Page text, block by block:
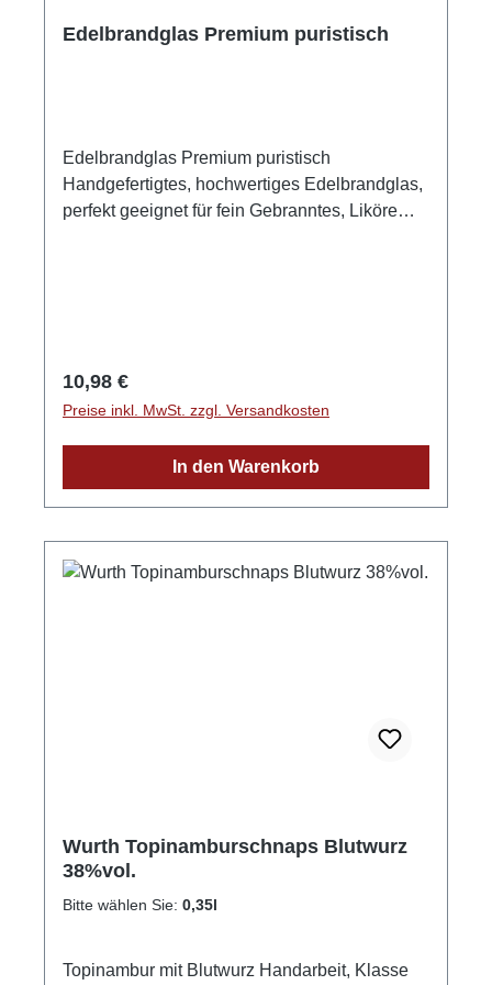
Edelbrandglas Premium puristisch
Edelbrandglas Premium puristisch
Handgefertigtes, hochwertiges Edelbrandglas,
perfekt geeignet für fein Gebranntes, Liköre
Bedruckung, pristischer, edelster Trinkgenuss
für Ihre Edelbrände. Dieses Edelbrand-Glas ist
eine individuelle Spezialanfertigung nach den
Vorgaben des Vizeweltmeisters (Destillata)
Markus WurthLand: DeutschlandStadt:
Regulärer Preis:
10,98 €
Preise inkl. MwSt. zzgl. Versandkosten
In den Warenkorb
Wurth Topinamburschnaps Blutwurz
38%vol.
Bitte wählen Sie: 0,35l
Topinambur mit Blutwurz Handarbeit, Klasse